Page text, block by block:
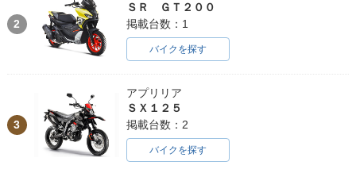
2
ＳＲ ＧＴ２００
掲載台数：1
バイクを探す
3
アプリリア
ＳＸ１２５
掲載台数：2
バイクを探す